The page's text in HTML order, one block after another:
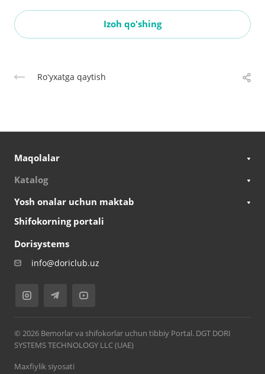
Izoh qo'shing
Roʻyxatga qaytish
Maqolalar
Katalog
Yosh onalar uchun maktab
Shifokorning portali
Dorisystems
info@doriclub.uz
© 2026 Bemorlar va shifokorlar uchun tibbiy Portal. DGT DORI
SYSTEMS TECHNOLOGY LLC (UAE)
Maxfiylik siyosati